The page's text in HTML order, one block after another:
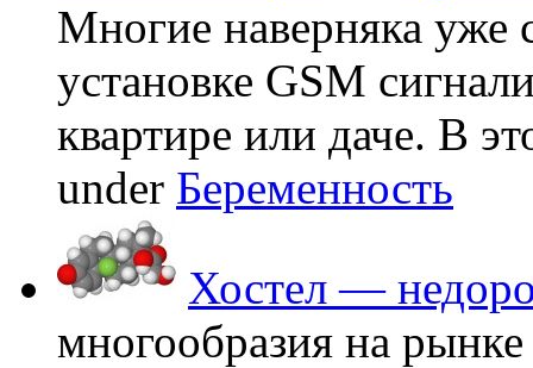
Многие наверняка уже
установке GSM
квартире или даче. В
under Беременность
Хостел —
многообразия на